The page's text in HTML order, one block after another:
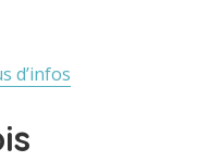
d’infos